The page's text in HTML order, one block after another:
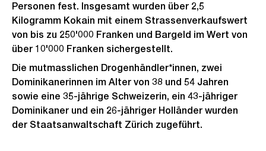
Personen fest. Insgesamt wurden über 2,5
Kilogramm Kokain mit einem Strassenverkaufswert
von bis zu 250'000 Franken und Bargeld im Wert von
über 10'000 Franken sichergestellt.
Die mutmasslichen Drogenhändler*innen, zwei
Dominikanerinnen im Alter von 38 und 54 Jahren
sowie eine 35-jährige Schweizerin, ein 43-jähriger
Dominikaner und ein 26-jähriger Holländer wurden
der Staatsanwaltschaft Zürich zugeführt.